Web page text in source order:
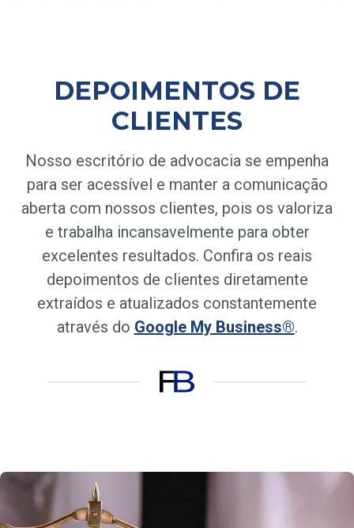
DEPOIMENTOS DE
CLIENTES
Nosso escritório de advocacia se empenha
para ser acessível e manter a comunicação
aberta com nossos clientes, pois os valoriza
e trabalha incansavelmente para obter
excelentes resultados. Confira os reais
depoimentos de clientes diretamente
extraídos e atualizados constantemente
através do Google My Business®.